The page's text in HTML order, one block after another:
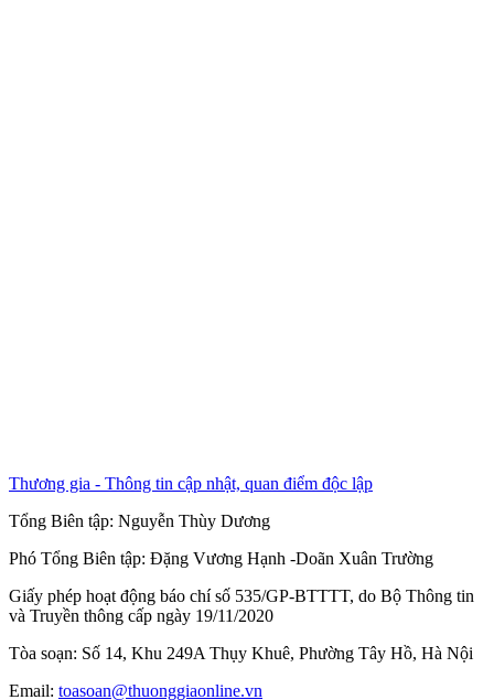
Thương gia - Thông tin cập nhật, quan điểm độc lập
Tổng Biên tập: Nguyễn Thùy Dương
Phó Tổng Biên tập: Đặng Vương Hạnh -Doãn Xuân Trường
Giấy phép hoạt động báo chí số 535/GP-BTTTT, do Bộ Thông tin
và Truyền thông cấp ngày 19/11/2020
Tòa soạn: Số 14, Khu 249A Thụy Khuê, Phường Tây Hồ, Hà Nội
Email: toasoan@thuonggiaonline.vn